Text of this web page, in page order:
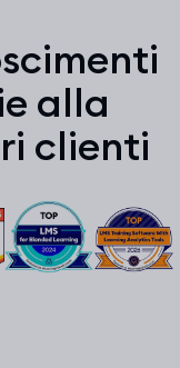
alla
clienti